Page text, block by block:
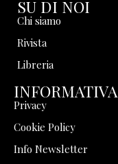
SU DI NOI
Chi siamo
Rivista
Libreria
INFORMATIVA
Privacy
Cookie Policy
Info Newsletter